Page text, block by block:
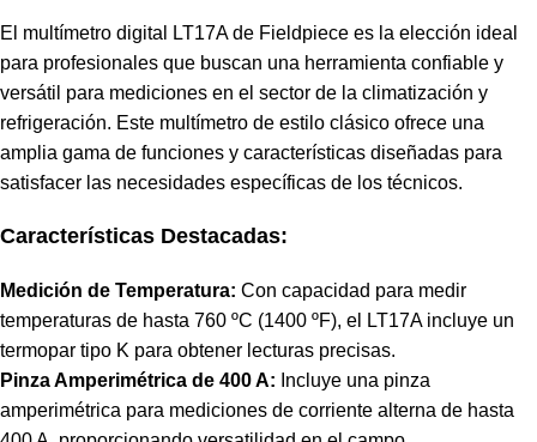
El multímetro digital LT17A de Fieldpiece es la elección ideal
para profesionales que buscan una herramienta confiable y
versátil para mediciones en el sector de la climatización y
refrigeración. Este multímetro de estilo clásico ofrece una
amplia gama de funciones y características diseñadas para
satisfacer las necesidades específicas de los técnicos.
Características Destacadas:
Medición de Temperatura: Con capacidad para medir
temperaturas de hasta 760 ºC (1400 ºF), el LT17A incluye un
termopar tipo K para obtener lecturas precisas.
Pinza Amperimétrica de 400 A: Incluye una pinza
amperimétrica para mediciones de corriente alterna de hasta